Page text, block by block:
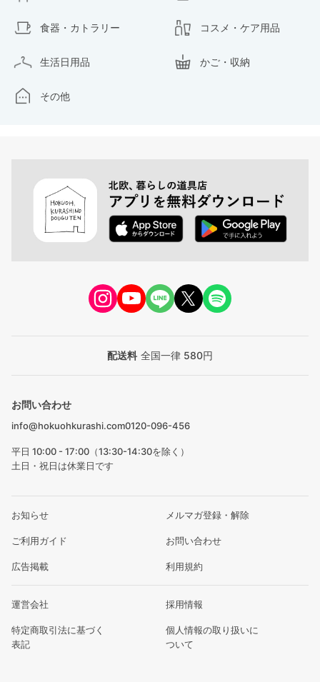
食器・カトラリー コスメ・ケア用品
生活日用品 かご・収納
その他
配送料 全国一律 580円
お問い合わせ
info@hokuohkurashi.com0120-096-456
平日 10:00 - 17:00（13:30-14:30を除く）
土日・祝日は休業日です
お知らせ メルマガ登録・解除
ご利用ガイド お問い合わせ
広告掲載 利用規約
運営会社 採用情報
特定商取引法に基づく
表記
個人情報の取り扱いに
ついて